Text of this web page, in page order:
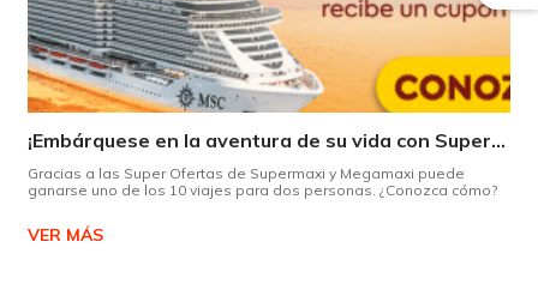
¡Embárquese en la aventura de su vida con Supermaxi!
Gracias a las Super Ofertas de Supermaxi y Megamaxi puede
ganarse uno de los 10 viajes para dos personas. ¿Conozca cómo?
VER MÁS